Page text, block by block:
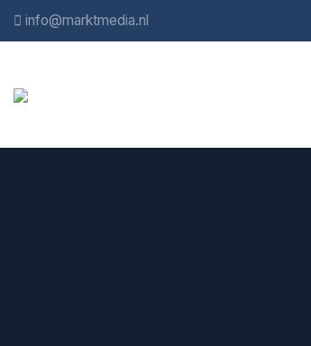
info@marktmedia.nl